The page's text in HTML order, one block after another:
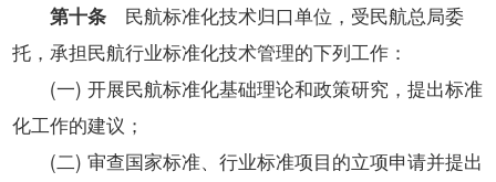
第十条民航标准化技术归口单位，受民航总局委
托，承担民航行业标准化技术管理的下列工作：
(一) 开展民航标准化基础理论和政策研究，提出标准
化工作的建议；
(二) 审查国家标准、行业标准项目的立项申请并提出